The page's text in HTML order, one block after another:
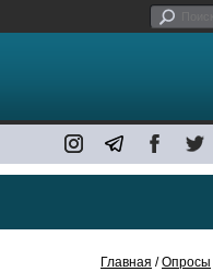
Главная /Опросы